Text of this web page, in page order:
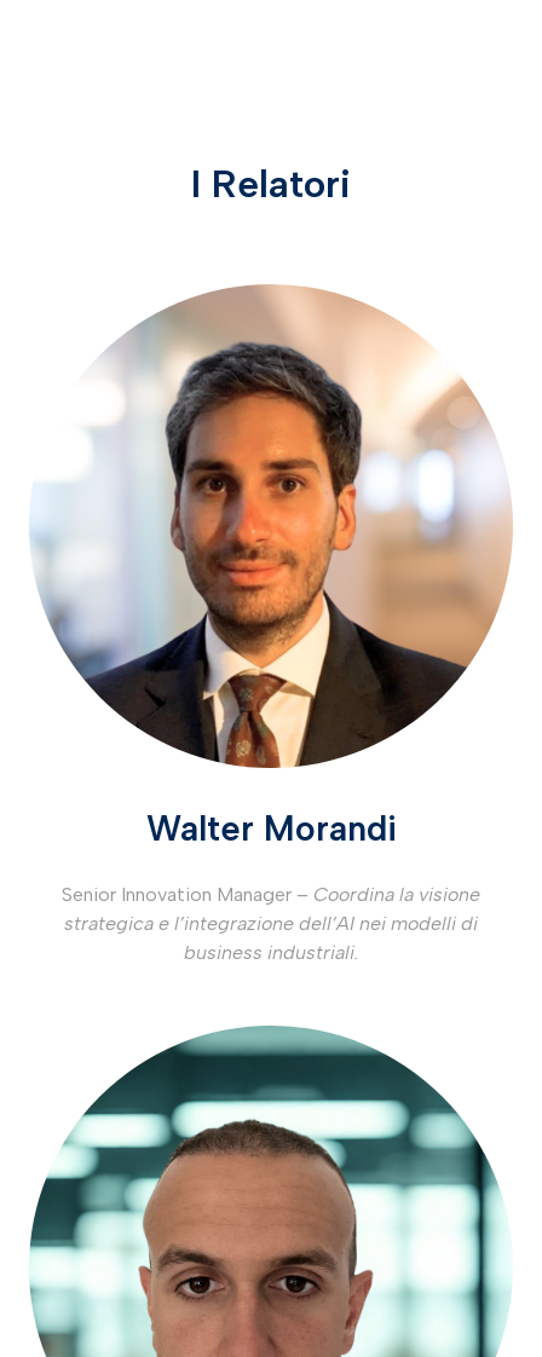
I Relatori
Walter Morandi
Senior Innovation Manager – Coordina la visione
strategica e l’integrazione dell’AI nei modelli di
business industriali.